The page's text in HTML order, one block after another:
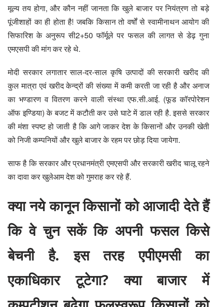
मूल्य तय होगा, और कौन नहीं जानता कि खुले बाजार पर नियंत्रण तो बड़े
पूंजीशाहों का ही होता है! जबकि किसान तो वर्षों से स्वामीनाथन आयोग की
सिफारिश के अनुरूप सी2+50 फॉर्मूले पर फसल की लागत से डेढ़ गुना
एमएसपी की मांग कर रहे थे.
मोदी सरकार लगातार साल-दर-सालकृषि उत्पादों की सरकारी खरीदकी
कुल मात्रा एवं खरीद केन्द्रों की संख्या में कमी करती जा रही है और अनाज
का भण्डारण व वितरण करने वाली संस्था एफ.सी.आई. (फूड कॉरपोरेशन
ऑफ इण्डिया) के बजट में कटौती कर उसे घाटे में डाल रही है. इससे सरकार
की मंशा स्पष्ट हो जाती है कि आगे जाकर देश के किसानों और उनकी खेती
को निजी कम्पनियों और खुले बाजार के रहम पर छोड़ दिया जायेगा.
साफ है कि सरकार और प्रधानमंत्री एमएसपी और सरकारी खरीद चालू रहने
का दावा कर खुलेआम देश को गुमराह कर रहे हैं.
क्या नये कानून किसानों को आजादी देते हैं
कि वे चुन सकें कि अपनी फसल किसे
बेचनी है. इस तरह एपीएमसी का
एकाधिकार टूटेगा? क्या बाजार में